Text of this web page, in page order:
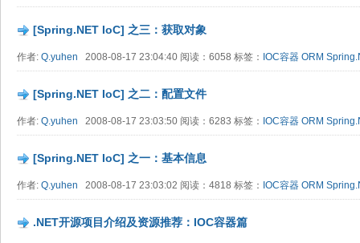
[Spring.NET IoC] 之三：获取对象
作者: Q.yuhen 2008-08-17 23:04:40 阅读：6058 标签： IOC容器 ORM
[Spring.NET IoC] 之二：配置文件
作者: Q.yuhen 2008-08-17 23:03:50 阅读：6283 标签： IOC容器 ORM
[Spring.NET IoC] 之一：基本信息
作者: Q.yuhen 2008-08-17 23:03:02 阅读：4818 标签： IOC容器 ORM
.NET开源项目介绍及资源推荐：IOC容器篇